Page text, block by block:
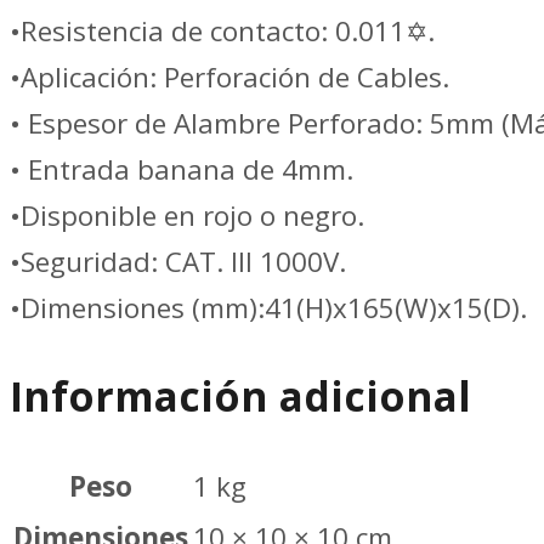
cantidad
•Resistencia de contacto: 0.011✡.
•Aplicación: Perforación de Cables.
• Espesor de Alambre Perforado: 5mm
• Entrada banana de 4mm.
•Disponible en rojo o negro.
•Seguridad: CAT. III 1000V.
•Dimensiones (mm):41(H)x165(W)x15(D).
Información adicional
Peso
1 kg